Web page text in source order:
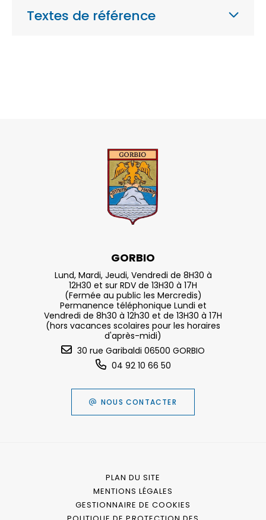
Textes de référence
GORBIO
Lund, Mardi, Jeudi, Vendredi de 8H30 à
12H30 et sur RDV de 13H30 à 17H
(Fermée au public les Mercredis)
Permanence téléphonique Lundi et
Vendredi de 8h30 à 12h30 et de 13H30 à 17H
(hors vacances scolaires pour les horaires
d'après-midi)
30 rue Garibaldi 06500 GORBIO
04 92 10 66 50
NOUS CONTACTER
PLAN DU SITE
MENTIONS LÉGALES
GESTIONNAIRE DE COOKIES